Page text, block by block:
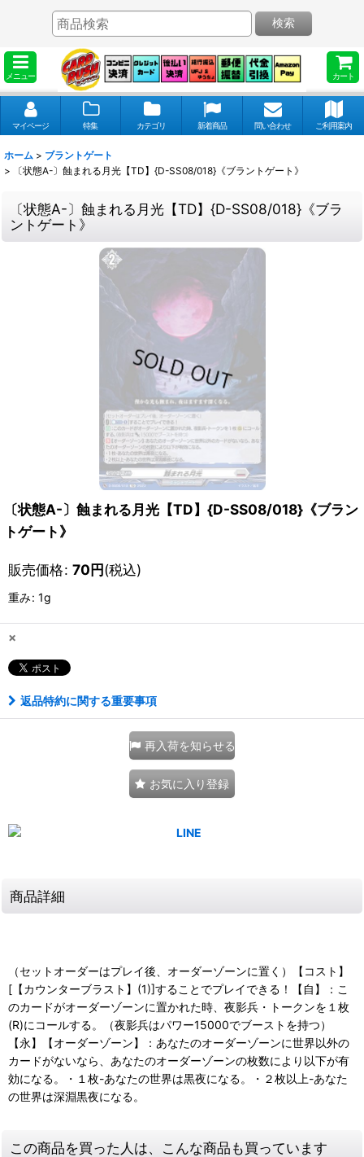
メニュー カート
検索
マイページ 特集 カテゴリ 新着商品 問い合わせ ご利用案内
ホーム > ブラントゲート
>
〔状態A-〕蝕まれる月光【TD】{D-SS08/018}《ブラントゲート》
〔状態A-〕蝕まれる月光【TD】{D-SS08/018}《ブラ
ントゲート》
〔状態A-〕蝕まれる月光【TD】{D-SS08/018}《ブラン
トゲート》
販売価格: 70円(税込)
重み: 1g
×
返品特約に関する重要事項
再入荷を知らせる
お気に入り登録
商品詳細
（セットオーダーはプレイ後、オーダーゾーンに置く）【コスト】
[【カウンターブラスト】(1)]することでプレイできる！【自】：こ
のカードがオーダーゾーンに置かれた時、夜影兵・トークンを１枚
(R)にコールする。（夜影兵はパワー15000でブーストを持つ）
【永】【オーダーゾーン】：あなたのオーダーゾーンに世界以外の
カードがないなら、あなたのオーダーゾーンの枚数により以下が有
効になる。・１枚-あなたの世界は黒夜になる。・２枚以上-あなた
の世界は深淵黒夜になる。
この商品を買った人は、こんな商品も買っています